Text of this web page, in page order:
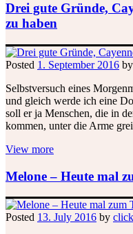
Drei gute Gründe,
zu haben
Posted 1. September 2016 by
Selbstversuch eines
und gleich werde ich eine
soll er ja Menschen, die in
kommen, unter die Arme
View more
Melone – Heute mal
Posted 13. July 2016 by